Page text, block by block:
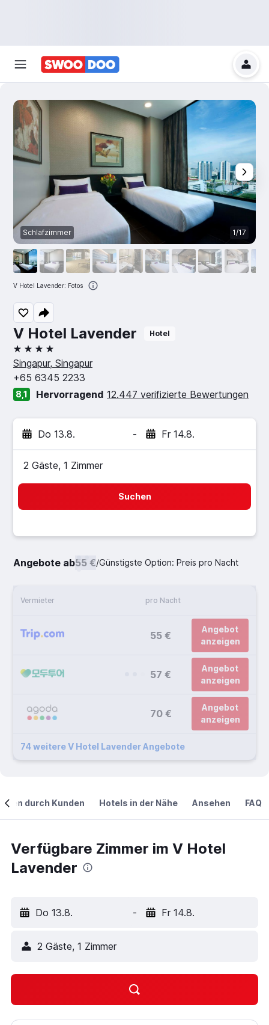
V Hotel Lavender Hotel
4 Sterne
Singapur, Singapur
+65 6345 2233
8,1 Hervorragend 12.447 verifizierte Bewertungen
Do 13.8. - Fr 14.8.
2 Gäste, 1 Zimmer
Suchen
Angebote ab55 €/Günstigste Option: Preis pro Nacht
Vermieter pro Nacht
55 €
Angebot
anzeigen
57 €
Angebot
anzeigen
70 €
Angebot
anzeigen
74 weitere V Hotel Lavender Angebote
Schlafzimmer 1/17
V Hotel Lavender: Fotos
durch Kunden Hotels in der Nähe Ansehen FAQ
Verfügbare Zimmer im V Hotel
Lavender
Do 13.8. - Fr 14.8.
2 Gäste, 1 Zimmer